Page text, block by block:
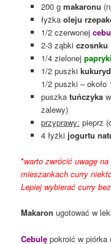
200 g makaronu
łyżka oleju
1/2 czerwonej
2-3 ząbki czosnku
1/4 zielonej papryki
1/2 puszki
1/2 puszki –
puszka tuńczykaw
zalewy)
przyprawy: pieprz
4 łyżki jogurtu
*warto zwrócić uwagę
mieszankach curry
Lepiej wybierać curry
Makaronugotować w
Cebulę pokroić w piórka